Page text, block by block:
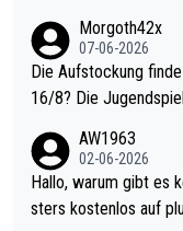
Morgoth42x
07-06-2026
Die Aufstockung
16/8? Die Jugendspiele waren letztes Jahr durchaus sehr kurz
Allerdings ist Mitchell Lawrie als Nummer 1 der
ziert. Somit ändert
sters erstmal nichts. Ich denke sie wollen damit für nächstes J
AW1963
02-06-2026
Hallo, warum gibt es keinen Hinweis, dass die Nordic Darts Ma
sters kostenlos auf